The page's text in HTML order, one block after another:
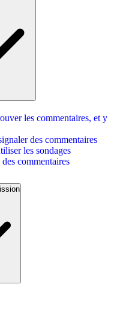
les commentaires, et y
des commentaires
les sondages
commentaires